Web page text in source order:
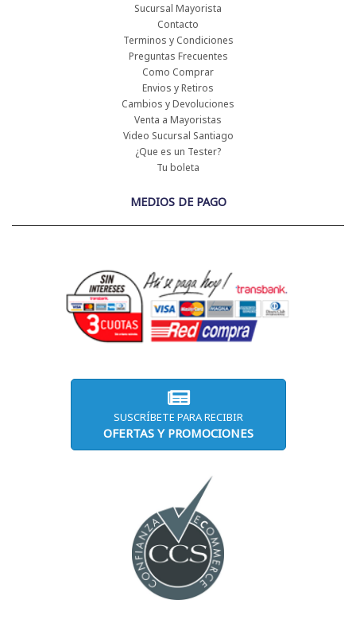
Sucursal Mayorista
Contacto
Terminos y Condiciones
Preguntas Frecuentes
Como Comprar
Envios y Retiros
Cambios y Devoluciones
Venta a Mayoristas
Video Sucursal Santiago
¿Que es un Tester?
Tu boleta
MEDIOS DE PAGO
SUSCRÍBETE PARA RECIBIR
OFERTAS Y PROMOCIONES